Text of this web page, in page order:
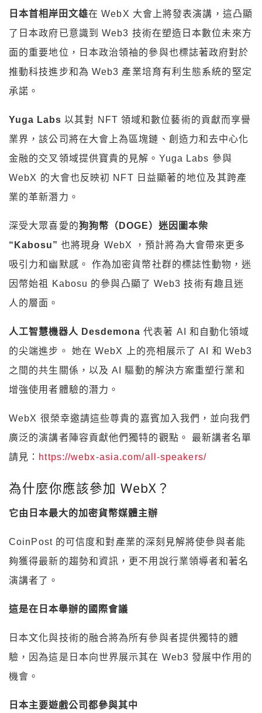
日本首相岸田文雄在 WebX 大會上將發表演講，這凸顯
了日本政府已意識到 Web3 技術在塑造日本數位未來方
面的重要地位，日本政治領袖的參與也標誌著政府對於
推動科技進步和為 Web3 產業培育有利生態系統的堅定
承諾。
Yuga Labs 以其對 NFT 領域和數位藝術的貢獻而享譽
業界，該公司將在大會上為區塊鏈、創造力和去中心化
金融的交叉領域提供寶貴的見解。Yuga Labs 參與
WebX 的大會也反映初 NFT 日益顯著的地位及其跨產
業的革新潛力。
深受大眾喜愛的狗狗幣（DOGE）迷因圖本柴
“Kabosu” 也將現身 WebX ，預計將為大會帶來更多
吸引力和幽默感。 作為加密貨幣社群的標誌性動物，迷
因幣始祖 Kabosu 的參與凸顯了 Web3 技術有趣且迷
人的層面。
人工智慧機器人 Desdemona 代表著 AI 和自動化領域
的尖端進步。 她在 WebX 上的亮相展示了 AI 和 Web3
之間的共生關係，以及 AI 驅動的解決方案重塑行業和
增強使用者體驗的潛力。
WebX 很榮幸邀請這些尊貴的嘉賓加入我們，並向我們
廣泛的演講者陣容貢獻他們獨特的觀點。 最新講者名單
請見： https://webx-asia.com/all-speakers/
為什麼你應該參加 WebX？
它由日本最大的加密貨幣媒體主辦
CoinPost 的可信度和對產業的深刻見解將使參與者能
夠獲得最新的趨勢和資訊，更不用說行業領導者和著名
演講者了。
這是在日本舉辦的國際會議
日本文化與技術的融合將為所有參與者提供獨特的體
驗，因為這是日本向世界展示其在 Web3 發展中作用的
機會。
日本主要遊戲公司都參與其中